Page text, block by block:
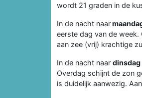
wordt 21 graden in de
In de nacht naar
eerste dag van de week.
aan zee (vrij) krachtige
In de nacht naar dinsdag
Overdag schijnt de zon
is duidelijk aanwezig.